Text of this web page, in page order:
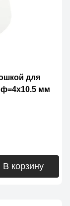
для
ф=4х10.5 мм
В корзину